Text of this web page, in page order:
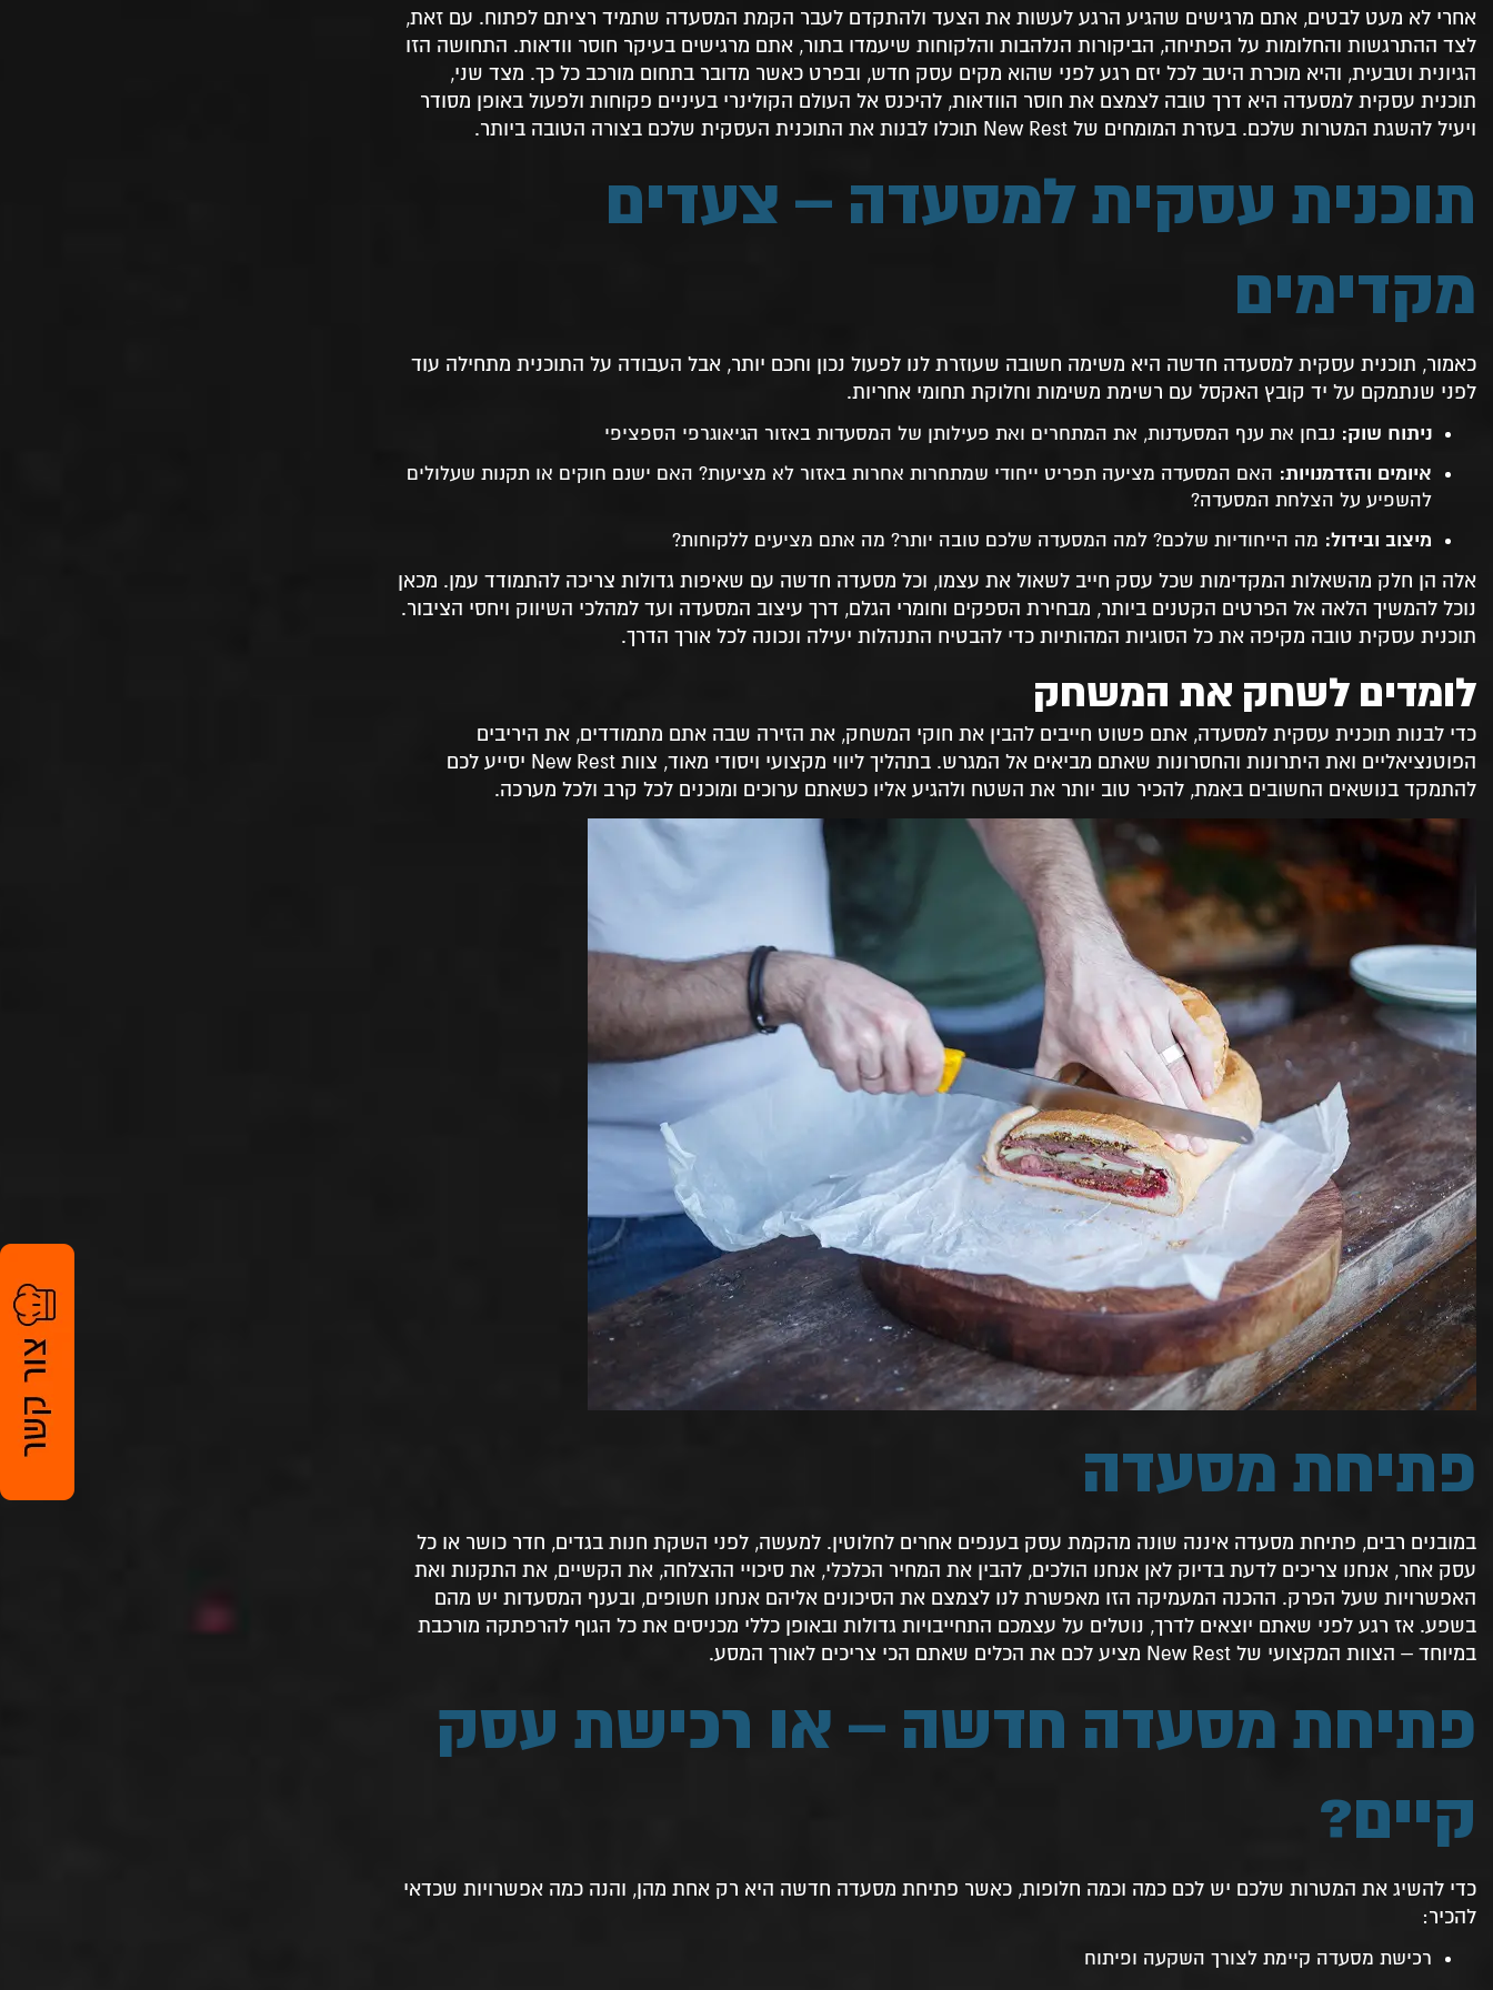
39. תוכנית עסקית למסעדה להגדלת סיכויי הצלחת
העסק
40. תוכנית עסקית למסעדה– השאלות שתוכנית
עסקית נכונה צריכה לתת מענה בעבורם
41. עוד בנושא
43. השארו את הפרטים ונחזור אליכם בהקדם
47. מחפשים חברת ייעוץ קולינרי ועסקי?
50. בניה נכונה תשמור על יציבות
51. חברה מקצועית ואיכותית עבור ייעוץ להקמת
מסעדות
53. בניית תוכנית עסקית למסעדה יחד עם מקצוענים
ומומחים בתחום
אחרי לא מעט לבטים, אתם מרגישים שהגיע הרגע לעשות את הצעד ולהתקדם לעבר הקמת המסעדה שתמיד רציתם לפתוח. עם זאת,
לצד ההתרגשות והחלומות על הפתיחה, הביקורות הנלהבות והלקוחות שיעמדו בתור, אתם מרגישים בעיקר חוסר וודאות. התחושה הזו
הגיונית וטבעית, והיא מוכרת היטב לכל יזם רגע לפני שהוא מקים עסק חדש, ובפרט כאשר מדובר בתחום מורכב כל כך. מצד שני,
תוכנית עסקית למסעדה היא דרך טובה לצמצם את חוסר הוודאות, להיכנס אל העולם הקולינרי בעיניים פקוחות ולפעול באופן מסודר
ויעיל להשגת המטרות שלכם. בעזרת המומחים של New Rest תוכלו לבנות את התוכנית העסקית שלכם בצורה הטובה ביותר.
תוכנית עסקית למסעדה – צעדים
מקדימים
כאמור, תוכנית עסקית למסעדה חדשה היא משימה חשובה שעוזרת לנו לפעול נכון וחכם יותר, אבל העבודה על התוכנית מתחילה עוד
לפני שנתמקם על יד קובץ האקסל עם רשימת משימות וחלוקת תחומי אחריות.
ניתוח שוק: נבחן את ענף המסעדנות, את המתחרים ואת פעילותן של המסעדות באזור הגיאוגרפי הספציפי
איומים והזדמנויות: האם המסעדה מציעה תפריט ייחודי שמתחרות אחרות באזור לא מציעות? האם ישנם חוקים או תקנות שעלולים
להשפיע על הצלחת המסעדה?
מיצוב ובידול: מה הייחודיות שלכם? למה המסעדה שלכם טובה יותר? מה אתם מציעים ללקוחות?
אלה הן חלק מהשאלות המקדימות שכל עסק חייב לשאול את עצמו, וכל מסעדה חדשה עם שאיפות גדולות צריכה להתמודד עמן. מכאן
נוכל להמשיך הלאה אל הפרטים הקטנים ביותר, מבחירת הספקים וחומרי הגלם, דרך עיצוב המסעדה ועד למהלכי השיווק ויחסי הציבור.
תוכנית עסקית טובה מקיפה את כל הסוגיות המהותיות כדי להבטיח התנהלות יעילה ונכונה לכל אורך הדרך.
לומדים לשחק את המשחק
כדי לבנות תוכנית עסקית למסעדה, אתם פשוט חייבים להבין את חוקי המשחק, את הזירה שבה אתם מתמודדים, את היריבים
הפוטנציאליים ואת היתרונות והחסרונות שאתם מביאים אל המגרש. בתהליך ליווי מקצועי ויסודי מאוד, צוות New Rest יסייע לכם
להתמקד בנושאים החשובים באמת, להכיר טוב יותר את השטח ולהגיע אליו כשאתם ערוכים ומוכנים לכל קרב ולכל מערכה.
פתיחת מסעדה
במובנים רבים, פתיחת מסעדה איננה שונה מהקמת עסק בענפים אחרים לחלוטין. למעשה, לפני השקת חנות בגדים, חדר כושר או כל
עסק אחר, אנחנו צריכים לדעת בדיוק לאן אנחנו הולכים, להבין את המחיר הכלכלי, את סיכויי ההצלחה, את הקשיים, את התקנות ואת
האפשרויות שעל הפרק. ההכנה המעמיקה הזו מאפשרת לנו לצמצם את הסיכונים אליהם אנחנו חשופים, ובענף המסעדות יש מהם
בשפע. אז רגע לפני שאתם יוצאים לדרך, נוטלים על עצמכם התחייבויות גדולות ובאופן כללי מכניסים את כל הגוף להרפתקה מורכבת
במיוחד – הצוות המקצועי של New Rest מציע לכם את הכלים שאתם הכי צריכים לאורך המסע.
פתיחת מסעדה חדשה – או רכישת עסק
קיים?
כדי להשיג את המטרות שלכם יש לכם כמה וכמה חלופות, כאשר פתיחת מסעדה חדשה היא רק אחת מהן, והנה כמה אפשרויות שכדאי
להכיר:
רכישת מסעדה קיימת לצורך השקעה ופיתוח